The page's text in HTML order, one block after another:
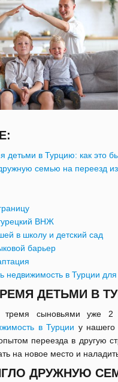
детьми в Турцию: как это
семью на переезд
ВНЖ
в школу и детский сад
барьер
недвижимость в Турции для
ДЕТЬМИ В
сыновьями уже 2
в Турции у нашего
переезда в другую
на новое место и
ДРУЖНУЮ